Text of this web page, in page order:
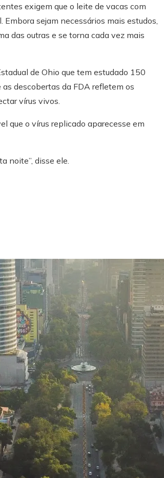
exigem que o leite de vacas com
sejam necessários mais estudos,
das outras e se torna cada vez mais
de Ohio que tem estudado 150
descobertas da FDA refletem os
vírus vivos.
que o vírus replicado aparecesse em
noite”, disse ele.